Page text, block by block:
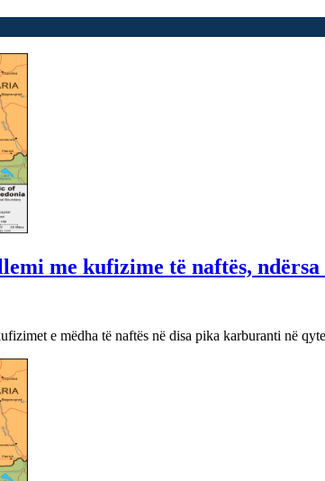
me kufizime të naftës,
e mëdha të naftës në disa pika karburanti në